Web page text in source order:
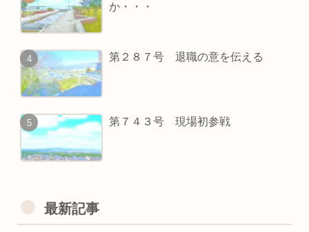
か・・・
第２８７号 退職の意を伝える
第７４３号 現場初参戦
最新記事